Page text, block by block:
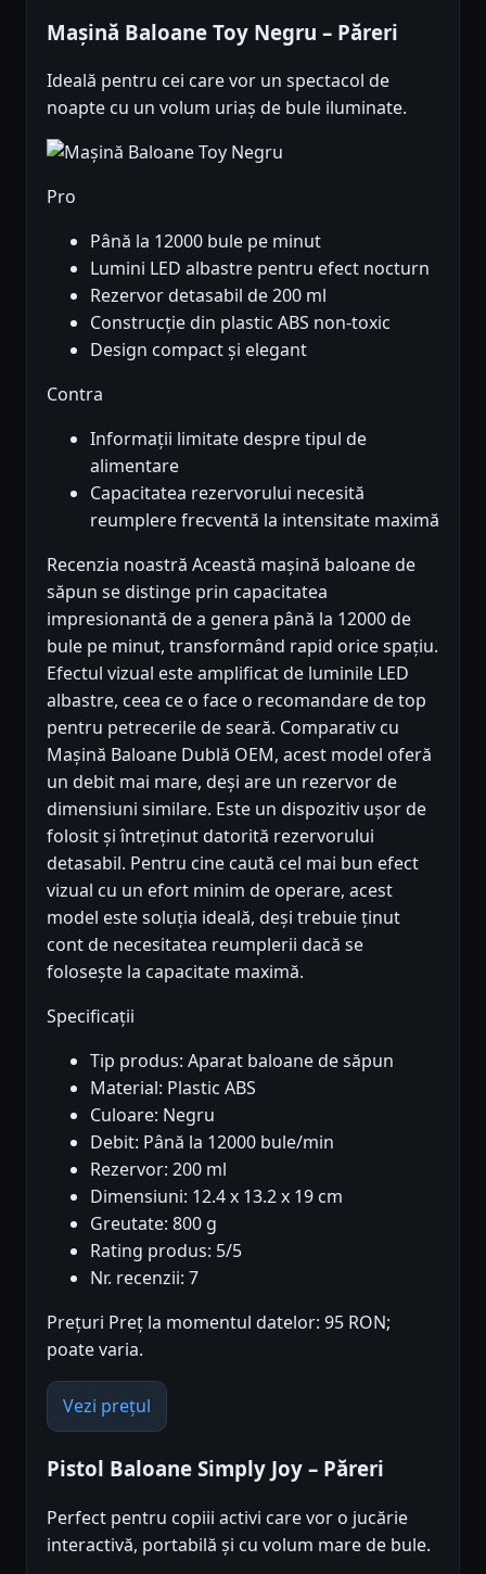
Mașină Baloane Toy Negru – Păreri
Ideală pentru cei care vor un spectacol de
noapte cu un volum uriaș de bule iluminate.
Pro
Până la 12000 bule pe minut
Lumini LED albastre pentru efect nocturn
Rezervor detasabil de 200 ml
Construcție din plastic ABS non-toxic
Design compact și elegant
Contra
Informații limitate despre tipul de
alimentare
Capacitatea rezervorului necesită
reumplere frecventă la intensitate maximă
Recenzia noastră Această mașină baloane de
săpun se distinge prin capacitatea
impresionantă de a genera până la 12000 de
bule pe minut, transformând rapid orice spațiu.
Efectul vizual este amplificat de luminile LED
albastre, ceea ce o face o recomandare de top
pentru petrecerile de seară. Comparativ cu
Mașină Baloane Dublă OEM, acest model oferă
un debit mai mare, deși are un rezervor de
dimensiuni similare. Este un dispozitiv ușor de
folosit și întreținut datorită rezervorului
detasabil. Pentru cine caută cel mai bun efect
vizual cu un efort minim de operare, acest
model este soluția ideală, deși trebuie ținut
cont de necesitatea reumplerii dacă se
folosește la capacitate maximă.
Specificații
Tip produs: Aparat baloane de săpun
Material: Plastic ABS
Culoare: Negru
Debit: Până la 12000 bule/min
Rezervor: 200 ml
Dimensiuni: 12.4 x 13.2 x 19 cm
Greutate: 800 g
Rating produs: 5/5
Nr. recenzii: 7
Prețuri Preț la momentul datelor: 95 RON;
poate varia.
Vezi prețul
Pistol Baloane Simply Joy – Păreri
Perfect pentru copiii activi care vor o jucărie
interactivă, portabilă și cu volum mare de bule.